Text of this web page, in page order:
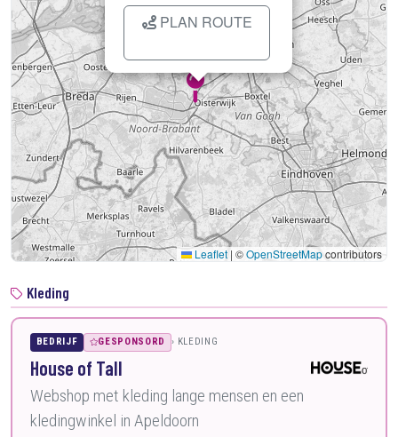
Kaart laden...
PLAN ROUTE
Leaflet | ©OpenStreetMapcontributors
Kleding
BEDRIJF GESPONSORD KLEDING
House of Tall
Webshop met kleding lange mensen en een
kledingwinkel in Apeldoorn